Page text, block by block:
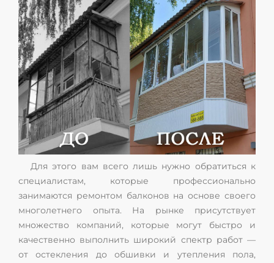
Для этого вам всего лишь нужно обратиться к
специалистам, которые профессионально
занимаются ремонтом балконов на основе своего
многолетнего опыта. На рынке присутствует
множество компаний, которые могут быстро и
качественно выполнить широкий спектр работ —
от остекления до обшивки и утепления пола,